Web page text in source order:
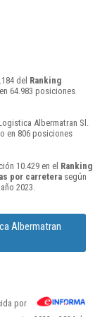
del Ranking
64.983 posiciones
Albermatran Sl.
en 806 posiciones
10.429 en el Ranking
por carretera según
2023.
Albermatran
por